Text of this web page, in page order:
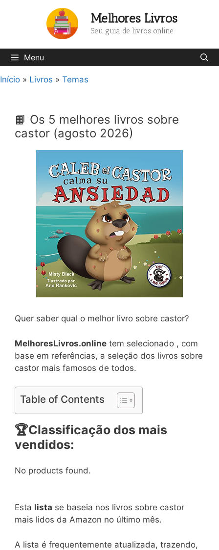
Melhores Livros
Seu guia de livros online
Menu
Início » Livros » Temas
📙 Os 5 melhores livros sobre
castor (agosto 2026)
Quer saber qual o melhor livro sobre castor?
MelhoresLivros.online tem selecionado , com
base em referências, a seleção dos livros sobre
castor mais famosos de todos.
Table of Contents
🏆Classificação dos mais
vendidos:
No products found.
Esta lista se baseia nos livros sobre castor
mais lidos da Amazon no último mês.
A lista é frequentemente atualizada, trazendo,